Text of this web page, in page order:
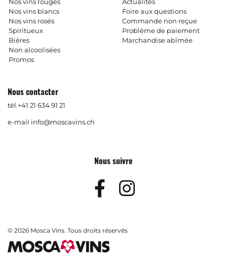
Nos vins blancs
Nos vins rosés
Spiritueux
Bières
Non alcoolisées
Promos
Foire aux questions
Commande non reçue
Problème de paiement
Marchandise abîmée
Nous contacter
tél.+41 21 634 91 21
e-mail info@moscavins.ch
Nous suivre
Facebook
Instagram
© 2026 Mosca Vins. Tous droits réservés